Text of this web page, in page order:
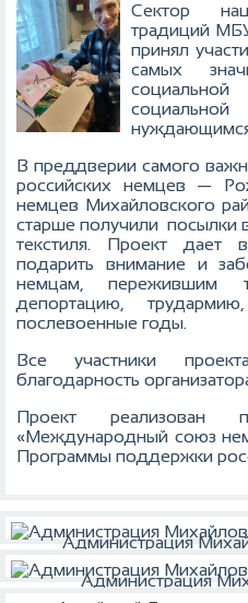
Сектор
традиций
принял
самых
В преддверии самого
российских немцев —
немцев Михайловского
старше получили посылки
текстиля. Проект дает
подарить внимание и
немцам, пережившим
депортацию,
послевоенные годы.
Все участники
благодарность
Проект реализован
«Международный союз
Программы поддержки
Администрация
Администрация